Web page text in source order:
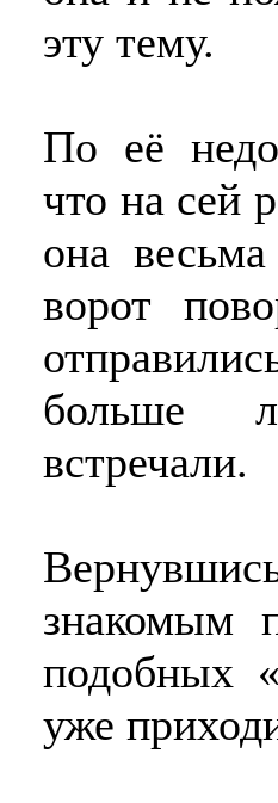
эту тему.
По её
что на сей
она
ворот
больше
встречали.
знакомым
подобных
уже